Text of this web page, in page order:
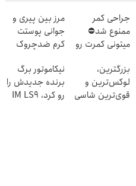
جراحی کمر
ممنوع شد⛔
میتونی کمرت رو
کنی! 👈🏻
پرسش‌نامه
مرز بین پیری و
جوانی پوستت
کرم ضدچروک
بزرگترین،
لوکس‌ترین و
قوی‌ترین شاسی
نیکاموتور برگ
برنده جدیدش را
رو کرد، IM LS9